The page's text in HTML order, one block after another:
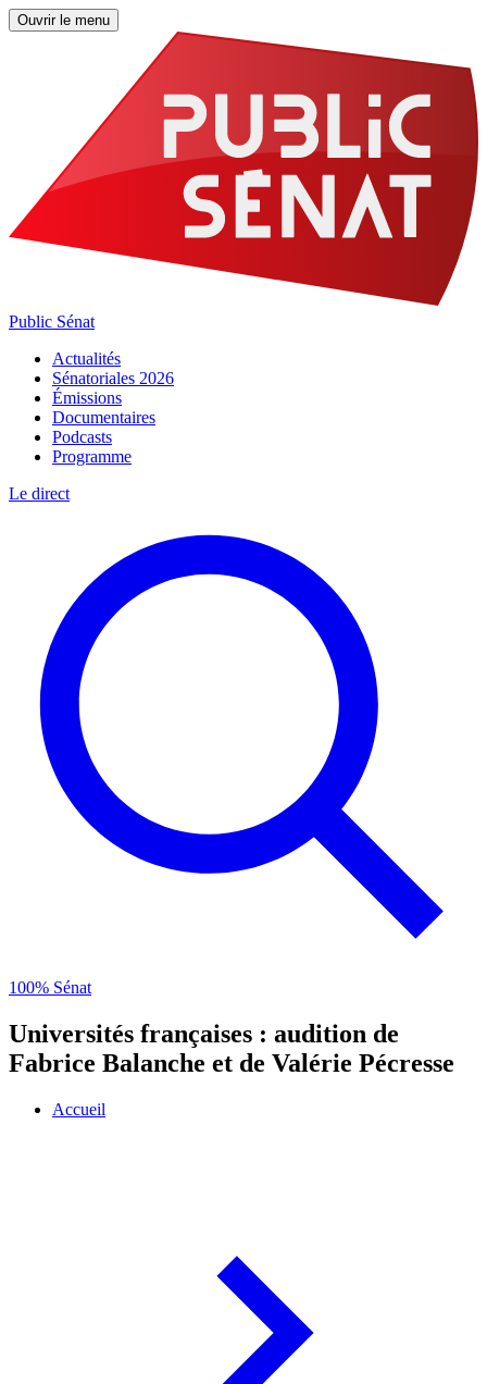
Ouvrir le menu
Public Sénat
Actualités
Sénatoriales 2026
Émissions
Documentaires
Podcasts
Programme
Le direct
100% Sénat
Universités françaises : audition de
Fabrice Balanche et de Valérie Pécresse
Accueil